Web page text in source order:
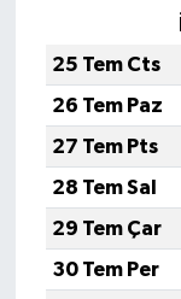
25 Tem Cts
26 Tem Paz
27 Tem Pts
28 Tem Sal
29 Tem Çar
30 Tem Per